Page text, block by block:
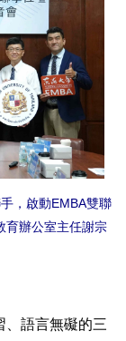
，啟動EMBA雙聯
育辦公室主任謝宗
語言無礙的三